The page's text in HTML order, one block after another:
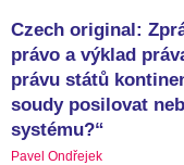
Czech original:
právo a výklad
právu států
soudy posilovat
systému?“
Pavel Ondřejek